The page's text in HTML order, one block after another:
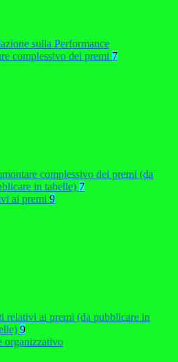
sulla Performance
complessivo dei premi 7
complessivo dei premi (da
in tabelle) 7
ai premi 9
relativi ai premi (da pubblicare in
9
organizzativo